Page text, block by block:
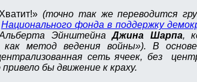
(точно так же переводится
Национального фонда в поддержку
ЭйнштейнаДжина Шарпа,
метод ведения войны»). В
сеть ячеек, без
бы движение к краху.